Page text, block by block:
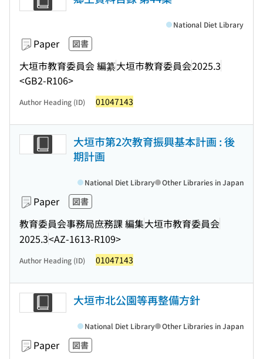
Paper 図書
大垣市教育委員会 編纂大垣市教育委員会2025.3
<GB2-R106>
National Diet Library
Author Heading (ID) 01047143
大垣市第2次教育振興基本計画 : 後
期計画
Paper 図書
教育委員会事務局庶務課 編集大垣市教育委員会
2025.3<AZ-1613-R109>
National Diet Library Other Libraries in Japan
Author Heading (ID) 01047143
大垣市北公園等再整備方針
Paper 図書
National Diet Library Other Libraries in Japan